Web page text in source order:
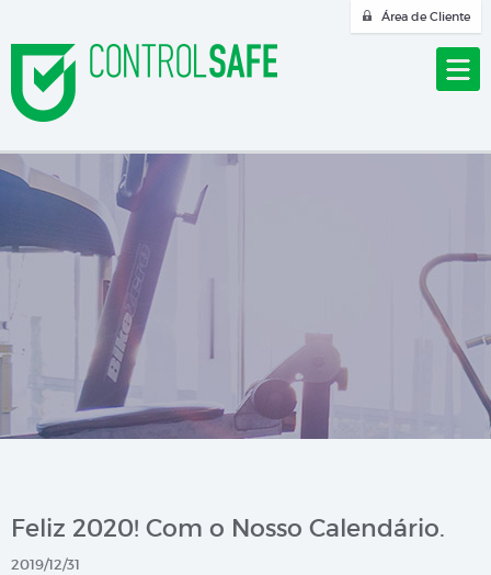
Área de Cliente
Feliz 2020! Com o Nosso Calendário.
2019/12/31